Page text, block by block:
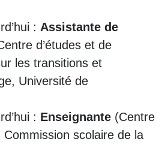
: Assistante de
d’études et de
les transitions et
Université de
: Enseignante (Centre
Commission scolaire de la